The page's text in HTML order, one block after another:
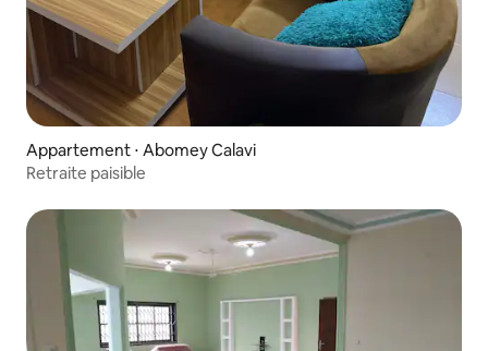
Appartement ⋅ Abomey Calavi
Retraite paisible